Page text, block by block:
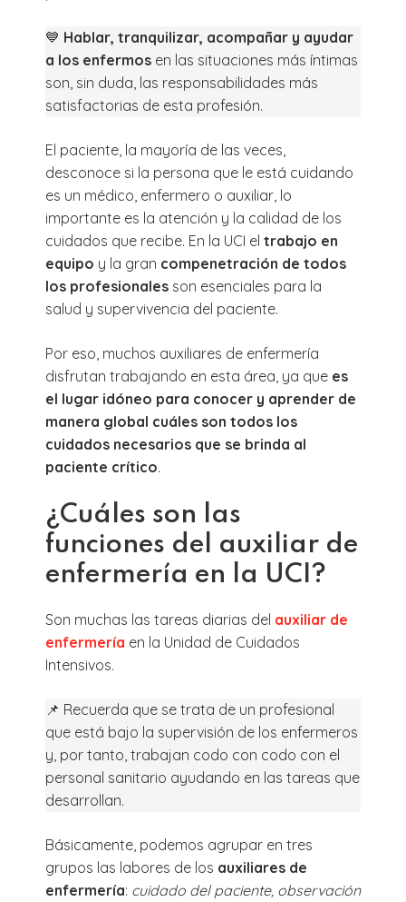
💙 Hablar, tranquilizar, acompañar y ayudar
a los enfermos en las situaciones más íntimas
son, sin duda, las responsabilidades más
satisfactorias de esta profesión.
El paciente, la mayoría de las veces,
desconoce si la persona que le está cuidando
es un médico, enfermero o auxiliar, lo
importante es la atención y la calidad de los
cuidados que recibe. En la UCI el trabajo en
equipo y la gran compenetración de todos
los profesionales son esenciales para la
salud y supervivencia del paciente.
Por eso, muchos auxiliares de enfermería
disfrutan trabajando en esta área, ya que es
el lugar idóneo para conocer y aprender de
manera global cuáles son todos los
cuidados necesarios que se brinda al
paciente crítico.
¿Cuáles son las
funciones del auxiliar de
enfermería en la UCI?
Son muchas las tareas diarias del auxiliar de
enfermería en la Unidad de Cuidados
Intensivos.
📌 Recuerda que se trata de un profesional
que está bajo la supervisión de los enfermeros
y, por tanto, trabajan codo con codo con el
personal sanitario ayudando en las tareas que
desarrollan.
Básicamente, podemos agrupar en tres
grupos las labores de los auxiliares de
enfermería: cuidado del paciente, observación